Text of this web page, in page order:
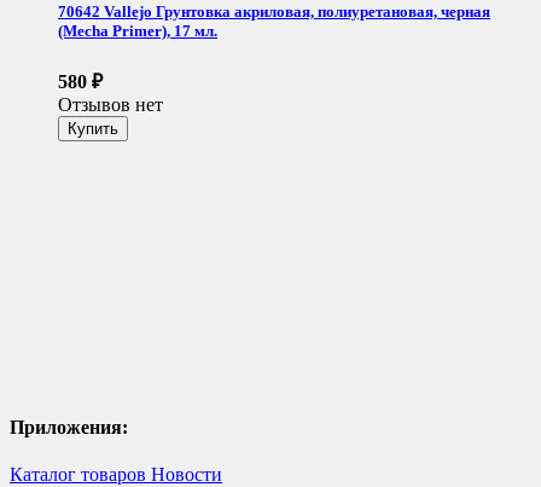
70642 Vallejo Грунтовка акриловая, полиуретановая, черная
(Mecha Primer), 17 мл.
580 ₽
Отзывов нет
Приложения:
Каталог товаров Новости